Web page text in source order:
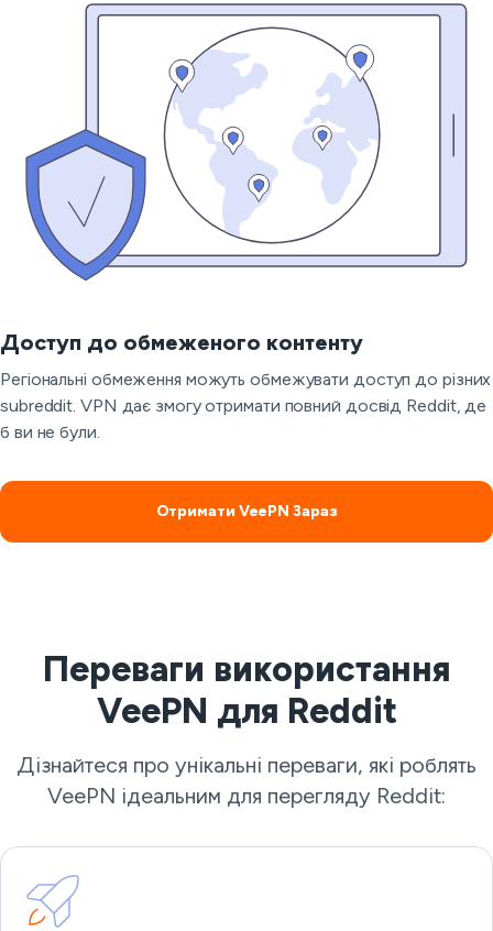
Доступ до обмеженого контенту
Регіональні обмеження можуть обмежувати доступ до різних
subreddit. VPN дає змогу отримати повний досвід Reddit, де
б ви не були.
Отримати VeePN Зараз
Переваги використання
VeePN для Reddit
Дізнайтеся про унікальні переваги, які роблять
VeePN ідеальним для перегляду Reddit: